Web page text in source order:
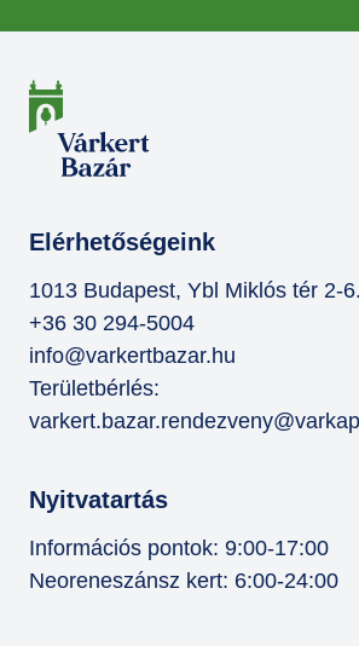
Elérhetőségeink
1013 Budapest, Ybl Miklós tér 2-6.
+36 30 294-5004
info@varkertbazar.hu
Területbérlés:
Nyitvatartás
Információs pontok: 9:00-17:00
Neoreneszánsz kert: 6:00-24:00